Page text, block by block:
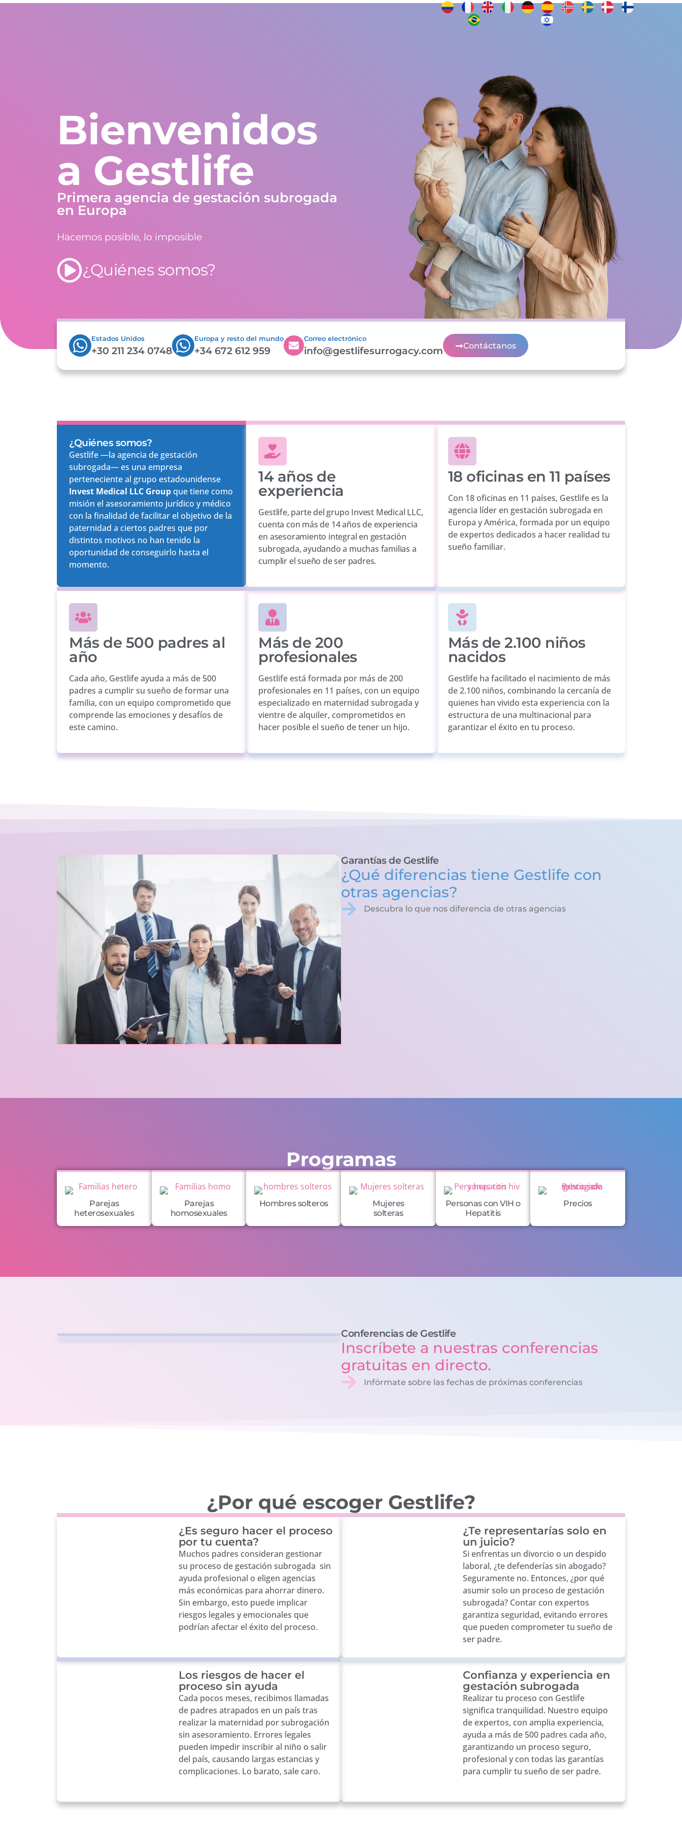
Bienvenidos
a Gestlife
Primera agencia de gestación subrogada
en Europa
Hacemos posible, lo imposible
¿Quiénes somos?
Estados Unidos
+30 211 234 0748
Europa y resto del mundo
+34 672 612 959
Correo electrónico
info@gestlifesurrogacy.com Contáctanos
¿Quiénes somos?
Gestlife —la agencia de gestación
subrogada— es una empresa
perteneciente al grupo estadounidense
Invest Medical LLC Groupque tiene como
misión el asesoramiento jurídico y médico
con la finalidad de facilitar el objetivo de la
paternidad a ciertos padres que por
distintos motivos no han tenido la
oportunidad de conseguirlo hasta el
momento.
14 años de
experiencia
Gestlife, parte del grupo Invest Medical LLC,
cuenta con más de 14 años de experiencia
en asesoramiento integral en gestación
subrogada, ayudando a muchas familias a
cumplir el sueño de ser padres.
18 oficinas en 11 países
Con 18 oficinas en 11 países, Gestlife es la
agencia líder en gestación subrogada en
Europa y América, formada por un equipo
de expertos dedicados a hacer realidad tu
sueño familiar.
Más de 500 padres al
año
Cada año, Gestlife ayuda a más de 500
padres a cumplir su sueño de formar una
familia, con un equipo comprometido que
comprende las emociones y desafíos de
este camino.
Más de 200
profesionales
Gestlife está formada por más de 200
profesionales en 11 países, con un equipo
especializado en maternidad subrogada y
vientre de alquiler, comprometidos en
hacer posible el sueño de tener un hijo.
Más de 2.100 niños
nacidos
Gestlife ha facilitado el nacimiento de más
de 2.100 niños, combinando la cercanía de
quienes han vivido esta experiencia con la
estructura de una multinacional para
garantizar el éxito en tu proceso.
Garantías de Gestlife
¿Qué diferencias tiene Gestlife con
otras agencias?
Descubra lo que nos diferencia de otras agencias
Programas
Parejas
heterosexuales
Parejas
homosexuales
Hombres solteros
Mujeres
solteras
Personas con VIH o
Hepatitis
Precios
Conferencias de Gestlife
Inscríbete a nuestras conferencias
gratuitas en directo.
Infórmate sobre las fechas de próximas conferencias
¿Por qué escoger Gestlife?
¿Es seguro hacer el proceso
por tu cuenta?
Muchos padres consideran gestionar
su proceso de gestación subrogada sin
ayuda profesional o eligen agencias
más económicas para ahorrar dinero.
Sin embargo, esto puede implicar
riesgos legales y emocionales que
podrían afectar el éxito del proceso.
¿Te representarías solo en
un juicio?
Si enfrentas un divorcio o un despido
laboral, ¿te defenderías sin abogado?
Seguramente no. Entonces, ¿por qué
asumir solo un proceso de gestación
subrogada? Contar con expertos
garantiza seguridad, evitando errores
que pueden comprometer tu sueño de
ser padre.
Los riesgos de hacer el
proceso sin ayuda
Cada pocos meses, recibimos llamadas
de padres atrapados en un país tras
realizar la maternidad por subrogación
sin asesoramiento. Errores legales
pueden impedir inscribir al niño o salir
del país, causando largas estancias y
complicaciones. Lo barato, sale caro.
Confianza y experiencia en
gestación subrogada
Realizar tu proceso con Gestlife
significa tranquilidad. Nuestro equipo
de expertos, con amplia experiencia,
ayuda a más de 500 padres cada año,
garantizando un proceso seguro,
profesional y con todas las garantías
para cumplir tu sueño de ser padre.